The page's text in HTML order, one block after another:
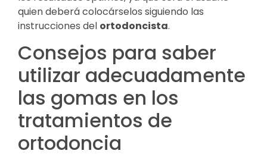
quien deberá colocárselos siguiendo las
instrucciones del ortodoncista.
Consejos para saber
utilizar adecuadamente
las gomas en los
tratamientos de
ortodoncia